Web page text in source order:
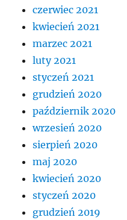
czerwiec 2021
kwiecień 2021
marzec 2021
luty 2021
styczeń 2021
grudzień 2020
październik 2020
wrzesień 2020
sierpień 2020
maj 2020
kwiecień 2020
styczeń 2020
grudzień 2019